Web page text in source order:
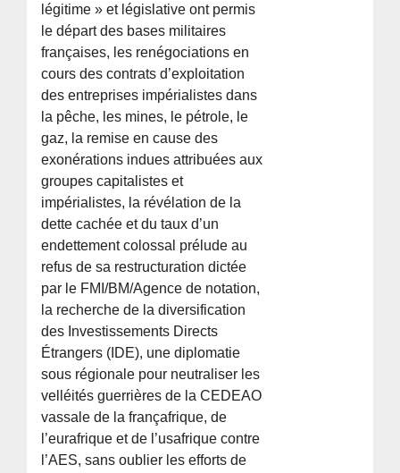
légitime » et législative ont permis
le départ des bases militaires
françaises, les renégociations en
cours des contrats d’exploitation
des entreprises impérialistes dans
la pêche, les mines, le pétrole, le
gaz, la remise en cause des
exonérations indues attribuées aux
groupes capitalistes et
impérialistes, la révélation de la
dette cachée et du taux d’un
endettement colossal prélude au
refus de sa restructuration dictée
par le FMI/BM/Agence de notation,
la recherche de la diversification
des Investissements Directs
Étrangers (IDE), une diplomatie
sous régionale pour neutraliser les
velléités guerrières de la CEDEAO
vassale de la françafrique, de
l’eurafrique et de l’usafrique contre
l’AES, sans oublier les efforts de